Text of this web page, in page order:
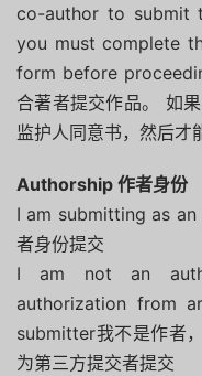
co-author to submit
you must complete
form before
合著者提交作品。 如
监护人同意书，然后才
Authorship 作者身份
I am submitting as
者身份提交
I am not an
authorization from
submitter我不是作者
为第三方提交者提交